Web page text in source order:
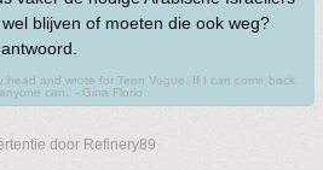
blijven of moeten die ook weg?
head and wrote for Teen Vogue. If I can come back
can.' - Gina Florio
door Refinery89